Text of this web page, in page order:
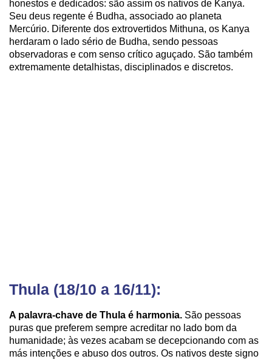
honestos e dedicados: são assim os nativos de Kanya.
Seu deus regente é Budha, associado ao planeta
Mercúrio. Diferente dos extrovertidos Mithuna, os Kanya
herdaram o lado sério de Budha, sendo pessoas
observadoras e com senso crítico aguçado. São também
extremamente detalhistas, disciplinados e discretos.
Thula (18/10 a 16/11):
A palavra-chave de Thula é harmonia. São pessoas
puras que preferem sempre acreditar no lado bom da
humanidade; às vezes acabam se decepcionando com as
más intenções e abuso dos outros. Os nativos deste signo